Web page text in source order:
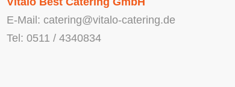
E-Mail: catering@vitalo-catering.de
Tel: 0511 / 4340834